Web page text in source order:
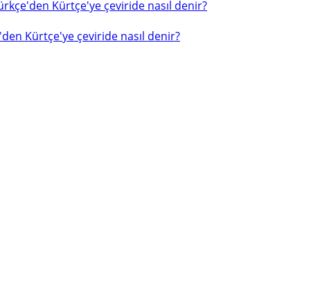
Kürtçe'ye çeviride nasıl denir?
Kürtçe'ye çeviride nasıl denir?